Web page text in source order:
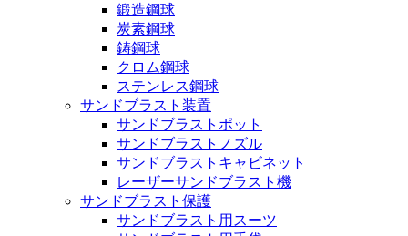
鍛造鋼球
炭素鋼球
鋳鋼球
クロム鋼球
ステンレス鋼球
サンドブラスト装置
サンドブラストポット
サンドブラストノズル
サンドブラストキャビネット
レーザーサンドブラスト機
サンドブラスト保護
サンドブラスト用スーツ